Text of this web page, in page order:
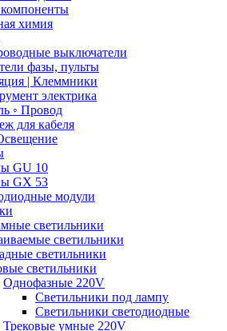
химия
выключатели
фазы, пульты
| Клеммники
электрика
◦ Провод
для кабеля
GU 10
GX 53
модули
светильники
светильники
светильники
светильники
Однофазные 220V
Светильники под лампу
Светильники светодиодные
Трековые умные 220V